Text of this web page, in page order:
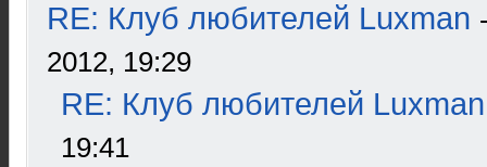
RE: Клуб любителей Luxman
2012, 19:29
RE: Клуб любителей Luxman
19:41